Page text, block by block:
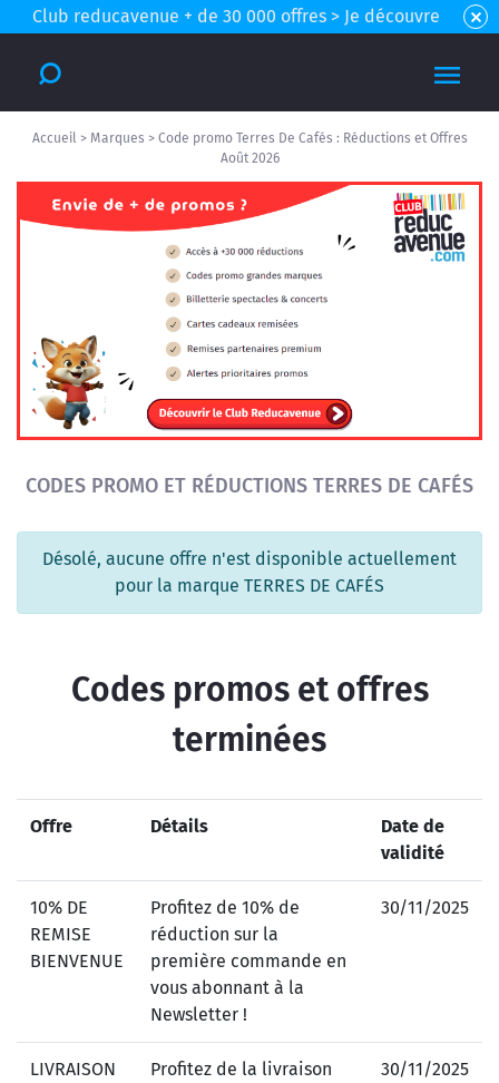
Club reducavenue + de 30 000 offres > Je découvre
Accueil > Marques > Code promo Terres De Cafés : Réductions et Offres
Août 2026
CODES PROMO ET RÉDUCTIONS TERRES DE CAFÉS
Désolé, aucune offre n'est disponible actuellement
pour la marque TERRES DE CAFÉS
Codes promos et offres
terminées
Offre Détails
Date de
validité
10% DE
REMISE
BIENVENUE
Profitez de 10% de
réduction sur la
première commande en
vous abonnant à la
Newsletter !
30/11/2025
LIVRAISON
Profitez de la livraison
30/11/2025